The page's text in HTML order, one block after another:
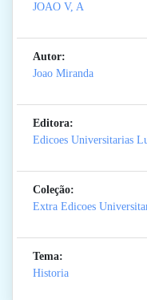
JOAO V, A
Autor:
Joao Miranda
Editora:
Edicoes Universitarias
Coleção:
Extra Edicoes
Tema:
Historia